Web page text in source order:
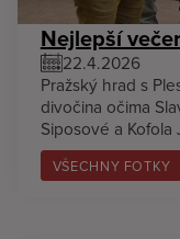
Nejlepší
22.4.2026
Pražský hrad s
divočina očima
Siposové a Kofola
VŠECHNY FOTKY